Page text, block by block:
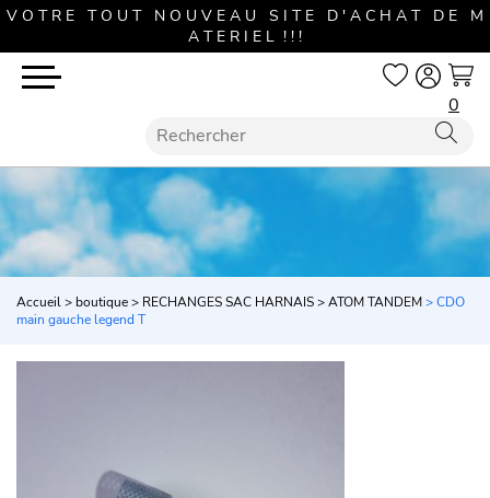
V O T R E T O U T N O U V E A U S I T E D ' A C H A T D E M
A T E R I E L ! ! !
0
Accueil>boutique> RECHANGES SAC HARNAIS>ATOM TANDEM> CDO
main gauche legend T